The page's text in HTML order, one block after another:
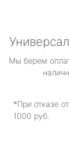
Мы берем
*При отказе
1000 руб.